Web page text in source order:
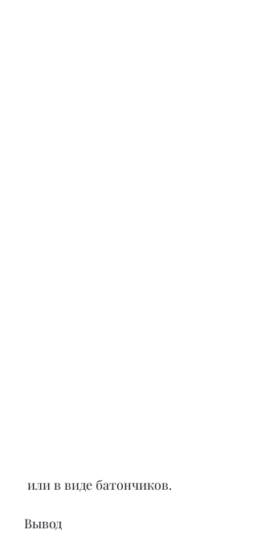
или в виде батончиков.
Вывод